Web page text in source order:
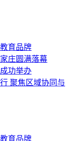
育品牌
庄圆满落幕
功举办
聚焦区域协同与